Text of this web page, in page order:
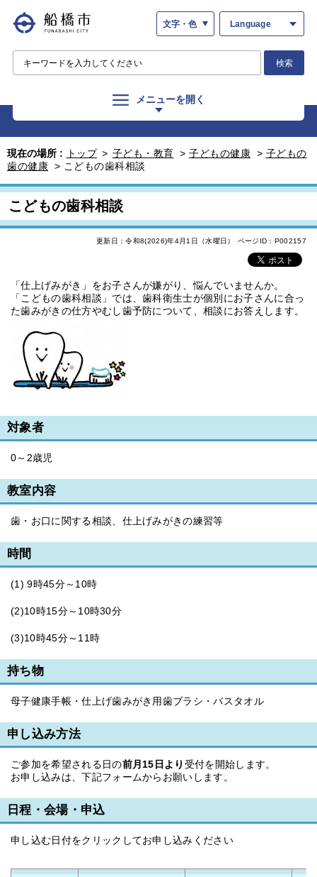
文字・色 Language
検索
メニューを開く
現在の場所 : トップ > 子ども・教育 > 子どもの健康 > 子どもの
歯の健康 > こどもの歯科相談
こどもの歯科相談
更新日：令和8(2026)年4月1日（水曜日） ページID：P002157
「仕上げみがき」をお子さんが嫌がり、悩んでいませんか。
「こどもの歯科相談」では、歯科衛生士が個別にお子さんに合っ
た歯みがきの仕方やむし歯予防について、相談にお答えします。
対象者
0～2歳児
教室内容
歯・お口に関する相談、仕上げみがきの練習等
時間
(1) 9時45分～10時
(2)10時15分～10時30分
(3)10時45分～11時
持ち物
母子健康手帳・仕上げ歯みがき用歯ブラシ・バスタオル
申し込み方法
ご参加を希望される日の前月15日より 受付を開始します。
お申し込みは、下記フォームからお願いします。
日程・会場・申込
申し込む日付をクリックしてお申し込みください